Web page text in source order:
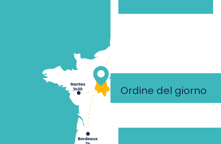
Ordine del giorno